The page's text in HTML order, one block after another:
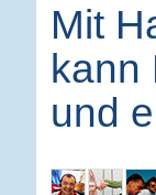
Mit
kann
und